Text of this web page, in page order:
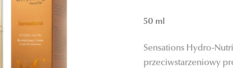
50 ml
Sensations Hydro-
przeciwstarzeniowy